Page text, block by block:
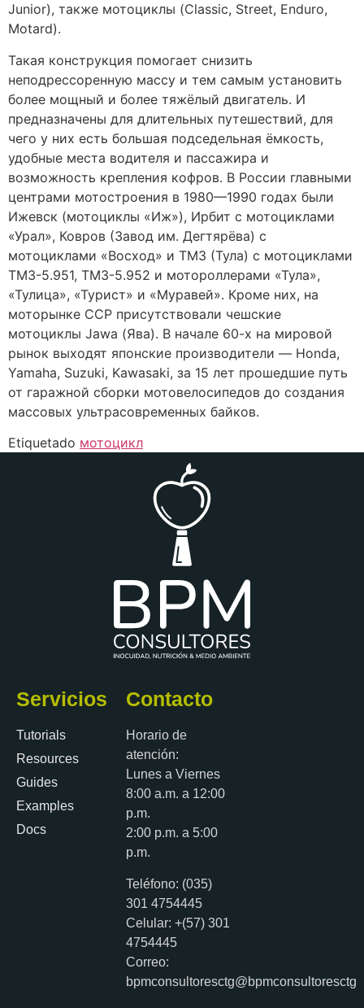
Junior), также мотоциклы (Classic, Street, Enduro,
Motard).
Такая конструкция помогает снизить
неподрессоренную массу и тем самым установить
более мощный и более тяжёлый двигатель. И
предназначены для длительных путешествий, для
чего у них есть большая подседельная ёмкость,
удобные места водителя и пассажира и
возможность крепления кофров. В России главными
центрами мотостроения в 1980—1990 годах были
Ижевск (мотоциклы «Иж»), Ирбит с мотоциклами
«Урал», Ковров (Завод им. Дегтярёва) с
мотоциклами «Восход» и ТМЗ (Тула) с мотоциклами
ТМЗ-5.951, ТМЗ-5.952 и мотороллерами «Тула»,
«Тулица», «Турист» и «Муравей». Кроме них, на
моторынке ССР присутствовали чешские
мотоциклы Jawa (Ява). В начале 60-х на мировой
рынок выходят японские производители — Honda,
Yamaha, Suzuki, Kawasaki, за 15 лет прошедшие путь
от гаражной сборки мотовелосипедов до создания
массовых ультрасовременных байков.
Etiquetado мотоцикл
Servicios
Tutorials
Resources
Guides
Examples
Docs
Contacto
Horario de
atención:
Lunes a Viernes
8:00 a.m. a 12:00
p.m.
2:00 p.m. a 5:00
p.m.
Teléfono: (035)
301 4754445
Celular: +(57) 301
4754445
Correo:
bpmconsultoresctg@bpmconsultoresctg